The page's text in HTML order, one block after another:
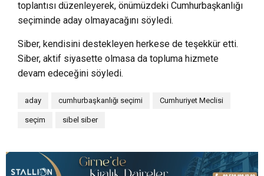
toplantısı düzenleyerek, önümüzdeki Cumhurbaşkanlığı
seçiminde aday olmayacağını söyledi.
Siber, kendisini destekleyen herkese de teşekkür etti.
Siber, aktif siyasette olmasa da topluma hizmete
devam edeceğini söyledi.
aday cumhurbaşkanlığı seçimi Cumhuriyet Meclisi
seçim sibel siber